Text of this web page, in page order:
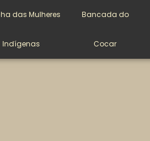
das Mulheres
Indígenas
Bancada do
Cocar
Cocar